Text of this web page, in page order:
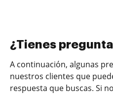
¿Tienes
A continuación, algunas
nuestros clientes que
respuesta que buscas. Si